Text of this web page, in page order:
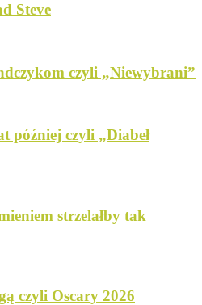
Steve
czyli „Niewybrani”
później czyli „Diabeł
strzelałby tak
czyli Oscary 2026